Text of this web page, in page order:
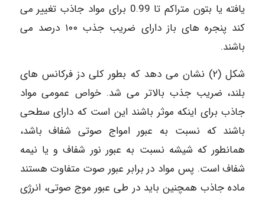
یافته یا بتون متراکم تا 0.99 برای مواد جاذب تغییر می
کند پنجره های باز دارای ضریب جذب ۱۰۰ درصد می
باشند.
شکل (۲) نشان می دهد که بطور کلی دز فرکانس های
بلند، ضریب جذب بالاتر می شد. خواص عمومی مواد
جاذب برای اینکه موثر باشند این است که دارای سطحی
باشند که نسبت به عبور امواج صوتی شفاف باشد،
همانطور که شیشه نسبت به عبور نور شفاف و یا نیمه
شفاف است. پس مواد در برابر عبور صوت متفاوت هستند
ماده جاذب همچنین باید در طی عبور موج صوتی، انرژی